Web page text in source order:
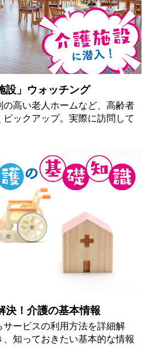
設」ウォッチング
高い老人ホームなど、高齢者
ックアップ。実際に訪問して
決！介護の基本情報
ービスの利用方法を詳細解
知っておきたい基本的な情報